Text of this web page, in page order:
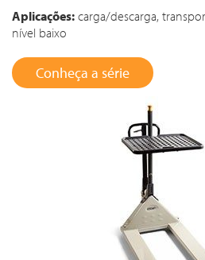
Aplicações: carga/descarga,
nível baixo
Conheça a série